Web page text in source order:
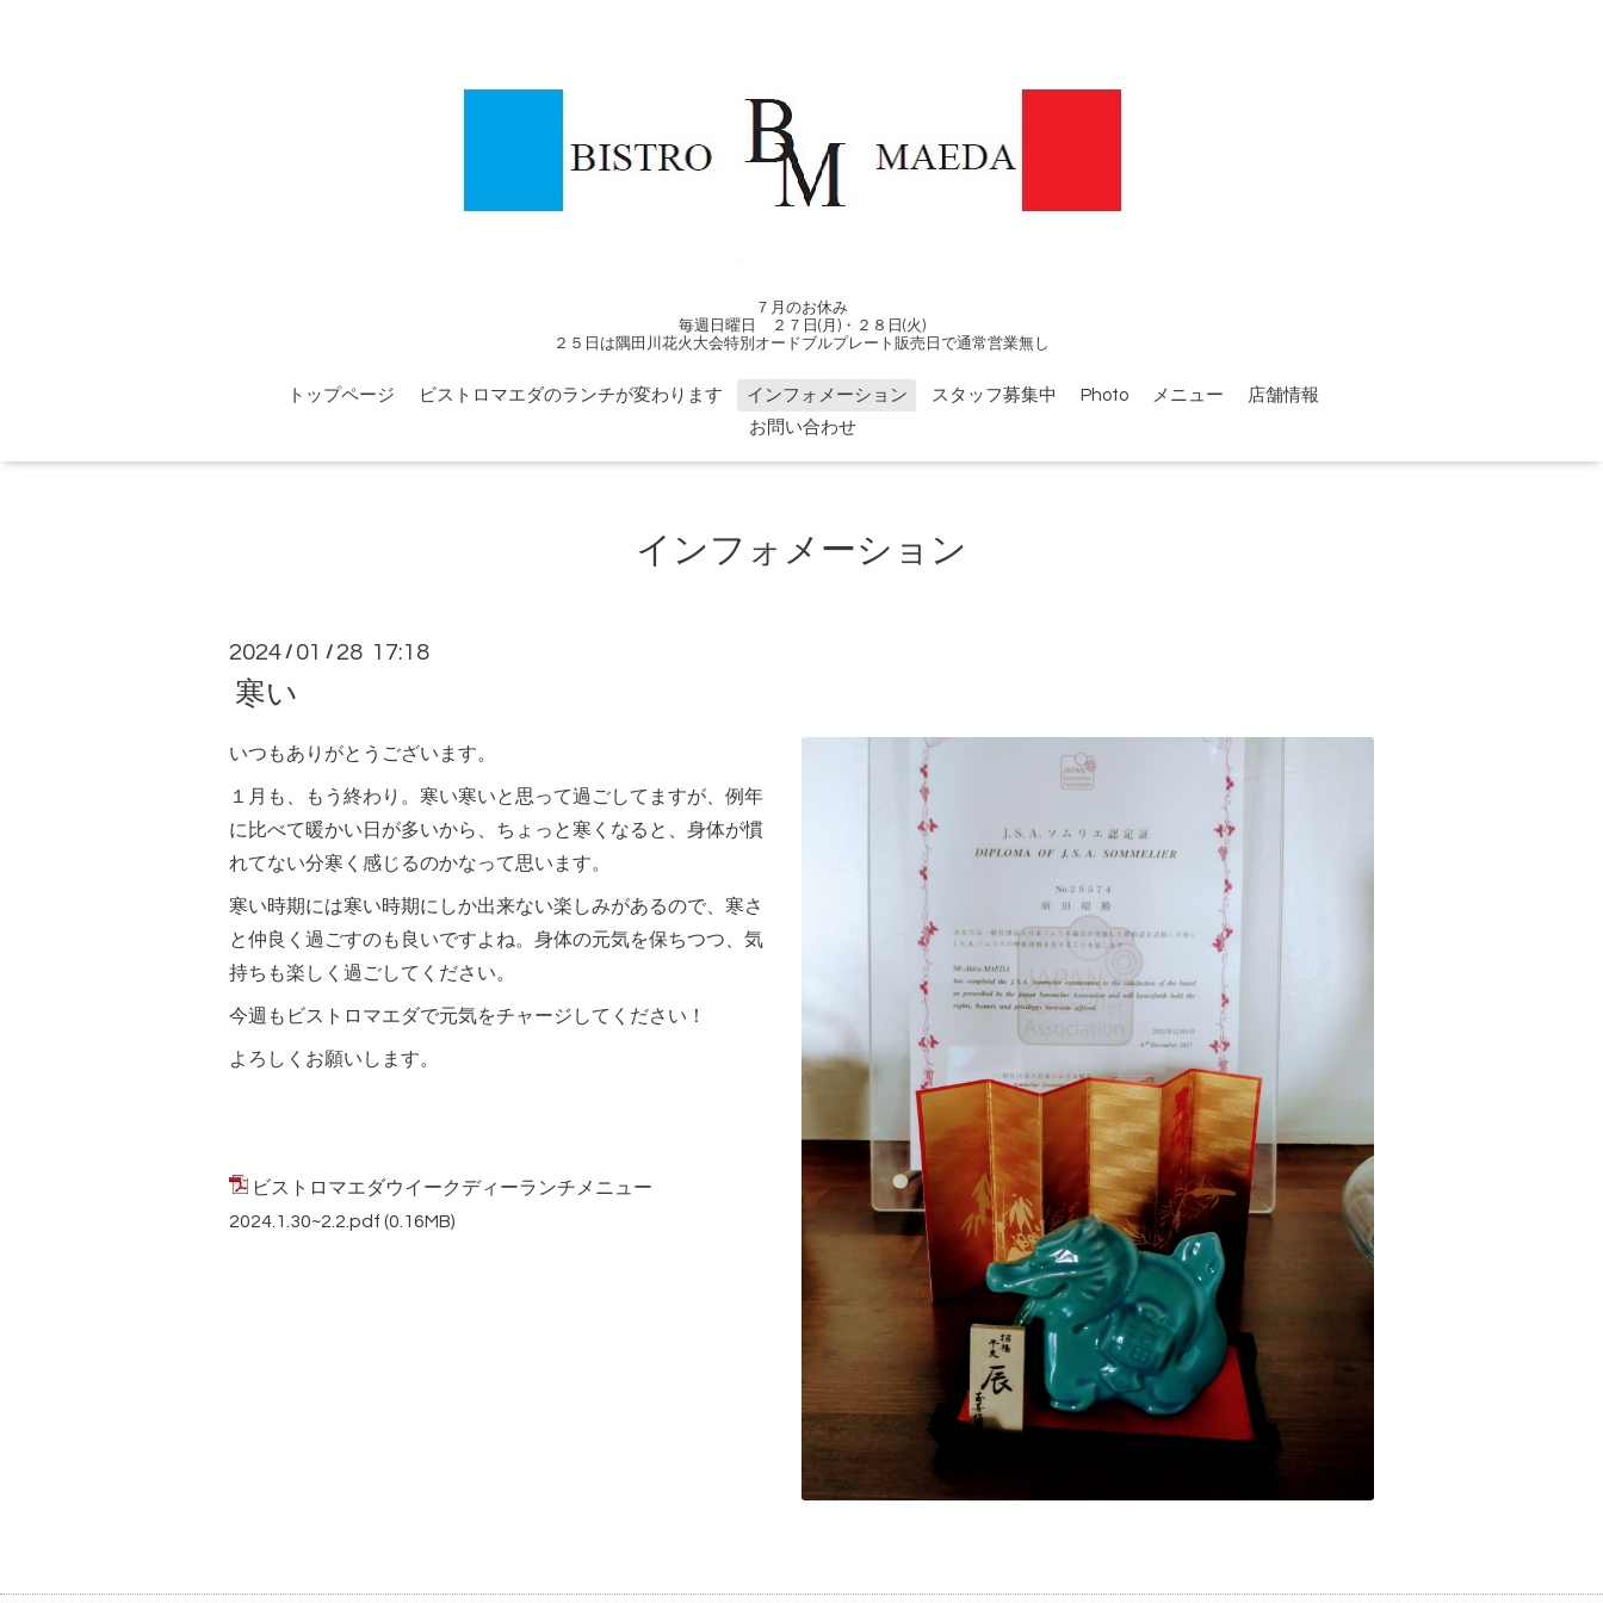
７月のお休み
毎週日曜日 ２７日(月)・２８日(火)
２５日は隅田川花火大会特別オードブルプレート販売日で通常営業無し
トップページ ビストロマエダのランチが変わります インフォメーション スタッフ募集中 Photo メニュー
店舗情報
お問い合わせ
インフォメーション
2024 / 01 / 28 17:18
寒い
いつもありがとうございます。
１月も、もう終わり。寒い寒いと思って過ごしてますが、例年
に比べて暖かい日が多いから、ちょっと寒くなると、身体が慣
れてない分寒く感じるのかなって思います。
寒い時期には寒い時期にしか出来ない楽しみがあるので、寒さ
と仲良く過ごすのも良いですよね。身体の元気を保ちつつ、気
持ちも楽しく過ごしてください。
今週もビストロマエダで元気をチャージしてください！
よろしくお願いします。
ビストロマエダウイークディーランチメニュー
2024.1.30~2.2.pdf (0.16MB)